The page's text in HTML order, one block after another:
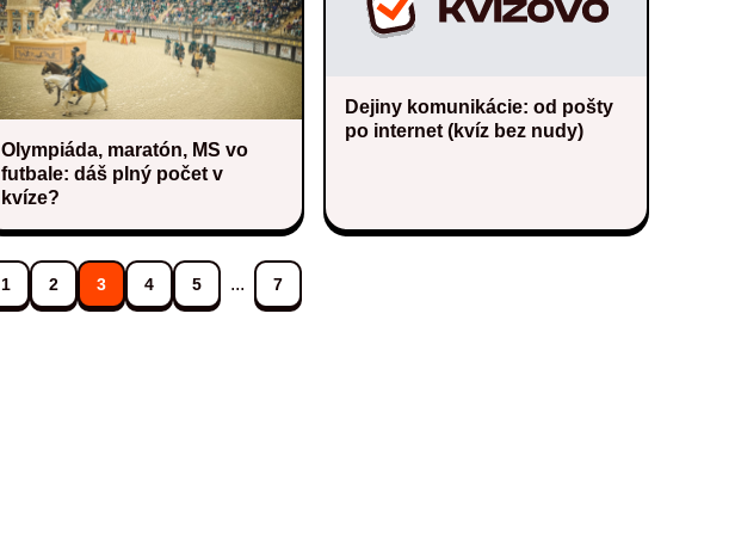
Olympiáda, maratón, MS vo
futbale: dáš plný počet v
kvíze?
Dejiny komunikácie: od pošty
po internet (kvíz bez nudy)
1 2 3 4 5 ... 7